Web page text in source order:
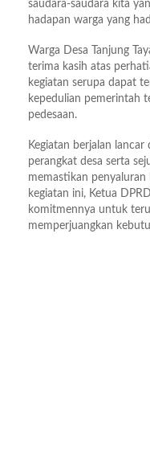
saudara-saudara kita
hadapan warga yang
Warga Desa Tanjung
terima kasih atas
kegiatan serupa dapat
kepedulian pemerintah
pedesaan.
Kegiatan berjalan
perangkat desa serta
memastikan
kegiatan ini, Ketua
komitmennya untuk
memperjuangkan